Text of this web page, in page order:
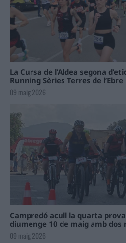
La Cursa de l’Aldea segona
Running Sèries Terres de l’Ebre
09 maig 2026
Campredó acull la quarta
diumenge 10 de maig amb dos
09 maig 2026